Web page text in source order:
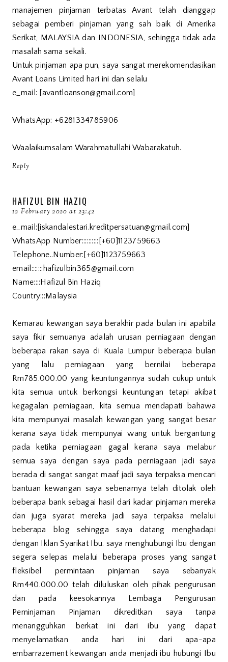
manajemen pinjaman terbatas Avant telah dianggap
sebagai pemberi pinjaman yang sah baik di Amerika
Serikat, MALAYSIA dan INDONESIA, sehingga tidak ada
masalah sama sekali.
Untuk pinjaman apa pun, saya sangat merekomendasikan
Avant Loans Limited hari ini dan selalu
e_mail: [avantloanson@gmail.com]
WhatsApp: +6281334785906
Waalaikumsalam Warahmatullahi Wabarakatuh.
Reply
HAFIZUL BIN HAZIQ
12 February 2020 at 23:42
e_mail:[iskandalestari.kreditpersatuan@gmail.com]
WhatsApp Number::::::::::[+60]1123759663
Telephone..Number:[+60]1123759663
email:::::::hafizulbin365@gmail.com
Name::::Hafizul Bin Haziq
Country:::Malaysia
Kemarau kewangan saya berakhir pada bulan ini apabila
saya fikir semuanya adalah urusan perniagaan dengan
beberapa rakan saya di Kuala Lumpur beberapa bulan
yang lalu perniagaan yang bernilai beberapa
Rm785.000.00 yang keuntungannya sudah cukup untuk
kita semua untuk berkongsi keuntungan tetapi akibat
kegagalan perniagaan, kita semua mendapati bahawa
kita mempunyai masalah kewangan yang sangat besar
kerana saya tidak mempunyai wang untuk bergantung
pada ketika perniagaan gagal kerana saya melabur
semua saya dengan saya pada perniagaan jadi saya
berada di sangat sangat maaf jadi saya terpaksa mencari
bantuan kewangan saya sebenarnya telah ditolak oleh
beberapa bank sebagai hasil dari kadar pinjaman mereka
dan juga syarat mereka jadi saya terpaksa melalui
beberapa blog sehingga saya datang menghadapi
dengan Iklan Syarikat Ibu. saya menghubungi Ibu dengan
segera selepas melalui beberapa proses yang sangat
fleksibel permintaan pinjaman saya sebanyak
Rm440.000.00 telah diluluskan oleh pihak pengurusan
dan pada keesokannya Lembaga Pengurusan
Peminjaman Pinjaman dikreditkan saya tanpa
menangguhkan berkat ini dari ibu yang dapat
menyelamatkan anda hari ini dari apa-apa
embarrazement kewangan anda menjadi ibu hubungi Ibu